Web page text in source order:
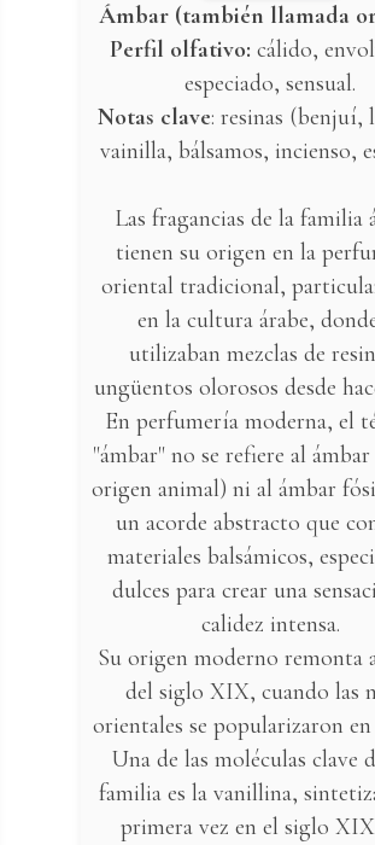
Ámbar (también llamada
Perfil olfativo: cálido,
especiado, sensual.
Notas clave: resinas (benjuí,
vainilla, bálsamos, incienso,
Las fragancias de la familia
tienen su origen en la
oriental tradicional,
en la cultura árabe,
utilizaban mezclas de
ungüentos olorosos desde
En perfumería moderna, el
"ámbar" no se refiere al
origen animal) ni al ámbar
un acorde abstracto que
materiales balsámicos,
dulces para crear una
calidez intensa.
Su origen moderno remonta
del siglo XIX, cuando las
orientales se popularizaron
Una de las moléculas clave
familia es la vanillina,
primera vez en el siglo